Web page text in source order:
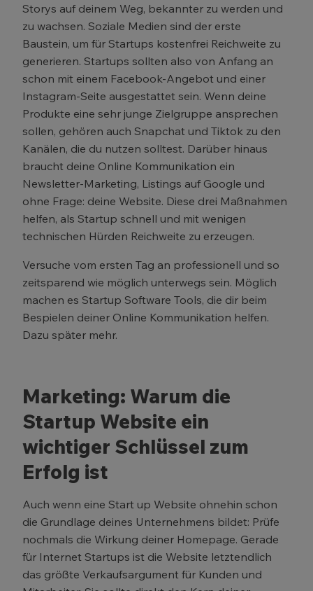
Storys auf deinem Weg, bekannter zu werden und
zu wachsen. Soziale Medien sind der erste
Baustein, um für Startups kostenfrei Reichweite zu
generieren. Startups sollten also von Anfang an
schon mit einem Facebook-Angebot und einer
Instagram-Seite ausgestattet sein. Wenn deine
Produkte eine sehr junge Zielgruppe ansprechen
sollen, gehören auch Snapchat und Tiktok zu den
Kanälen, die du nutzen solltest. Darüber hinaus
braucht deine Online Kommunikation ein
Newsletter-Marketing, Listings auf Google und
ohne Frage: deine Website. Diese drei Maßnahmen
helfen, als Startup schnell und mit wenigen
technischen Hürden Reichweite zu erzeugen.
Versuche vom ersten Tag an professionell und so
zeitsparend wie möglich unterwegs sein. Möglich
machen es Startup Software Tools, die dir beim
Bespielen deiner Online Kommunikation helfen.
Dazu später mehr.
Marketing: Warum die
Startup Website ein
wichtiger Schlüssel zum
Erfolg ist
Auch wenn eine Start up Website ohnehin schon
die Grundlage deines Unternehmens bildet: Prüfe
nochmals die Wirkung deiner Homepage. Gerade
für Internet Startups ist die Website letztendlich
das größte Verkaufsargument für Kunden und